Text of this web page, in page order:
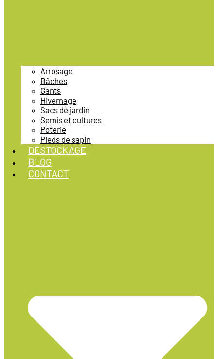
Arrosage
Bâches
Gants
Hivernage
Sacs de jardin
Semis et cultures
Poterie
Pieds de sapin
DÉSTOCKAGE
BLOG
CONTACT